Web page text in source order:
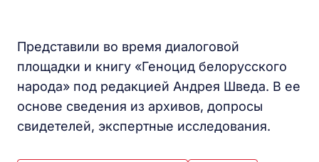
Представили во время диалоговой
площадки и книгу «Геноцид белорусского
народа» под редакцией Андрея Шведа. В ее
основе сведения из архивов, допросы
свидетелей, экспертные исследования.